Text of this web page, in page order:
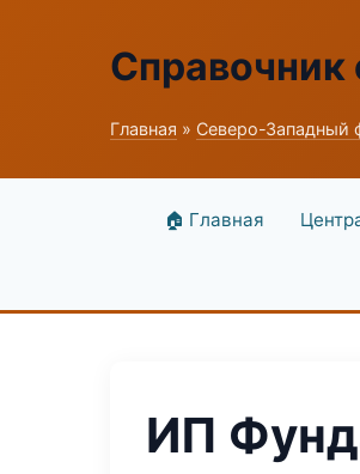
Справочник
Главная » Северо-Западный
🏠 Главная
ИП